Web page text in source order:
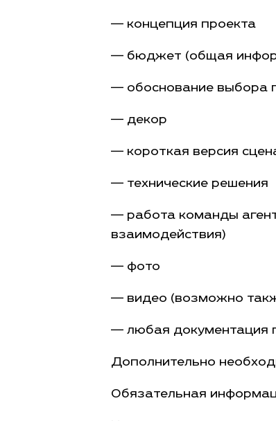
— концепция проекта
— бюджет (общая
— обоснование выбора
— декор
— короткая версия
— технические решения
— работа команды
взаимодействия)
— фото
— видео (возможно
— любая документация
Дополнительно
Обязательная